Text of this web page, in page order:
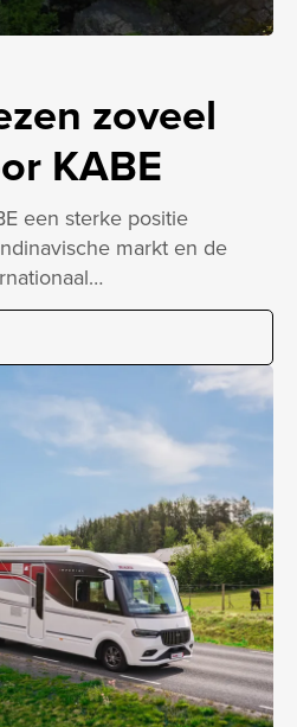
zoveel
KABE
een sterke positie
markt en de